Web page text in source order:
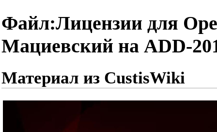
Файл:Лицензии для
Мациевский на ADD-
Материал из CustisWiki